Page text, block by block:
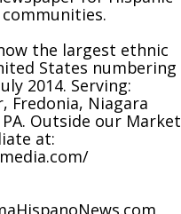
the largest ethnic
States numbering
2014. Serving:
Fredonia, Niagara
PA. Outside our Market
at: